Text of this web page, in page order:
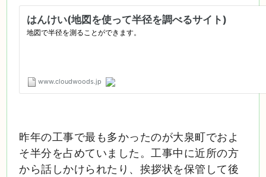
昨年の工事で最も多かったのが大泉町でおよ
そ半分を占めていました。工事中に近所の方
から話しかけられたり、挨拶状を保管して後